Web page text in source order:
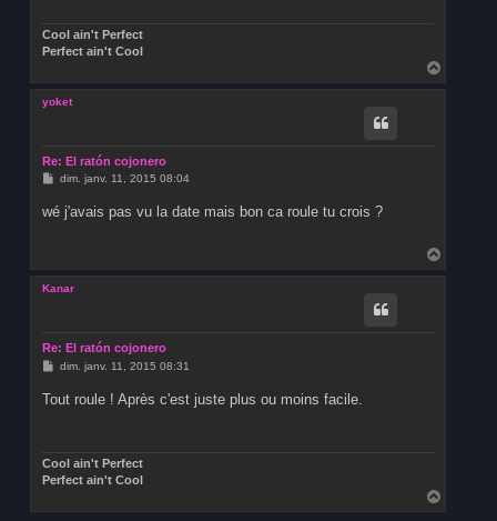
Cool ain't Perfect
Perfect ain't Cool
a
yoket
Re: El ratón cojonero
M
s
s
dim. janv. 11, 2015 08:04
wé j'avais pas vu la date mais bon ca roule tu crois ?
a
Kanar
Re: El ratón cojonero
M
s
dim. janv. 11, 2015 08:31
Tout roule ! Après c'est juste plus ou moins facile.
Cool ain't Perfect
Perfect ain't Cool
a